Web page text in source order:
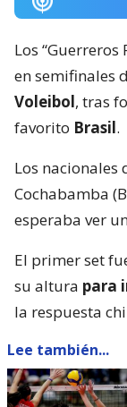
Los “Guerreros
en semifinales
Voleibol, tras
favorito Brasil.
Los nacionales
Cochabamba
esperaba ver
El primer set
su altura para
la respuesta
Lee también...